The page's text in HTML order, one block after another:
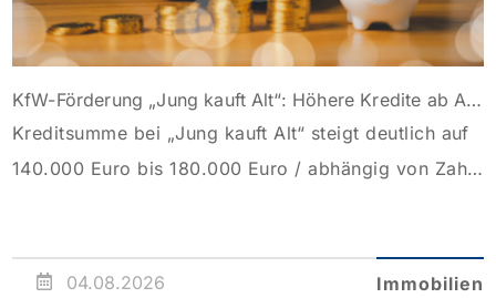
KfW-Förderung „Jung kauft Alt“: Höhere Kredite ab August 2026
Kreditsumme bei „Jung kauft Alt“ steigt deutlich auf
140.000 Euro bis 180.000 Euro / abhängig von Zahl
35 Jahren Laufzeit und 10 Jahren Zinsbindung
04.08.2026 Immobilien